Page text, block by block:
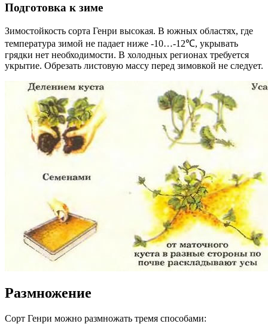
Подготовка к зиме
Зимостойкость сорта Генри высокая. В южных областях, где
температура зимой не падает ниже -10…-12℃, укрывать
грядки нет необходимости. В холодных регионах требуется
укрытие. Обрезать листовую массу перед зимовкой не следует.
Размножение
Сорт Генри можно размножать тремя способами: